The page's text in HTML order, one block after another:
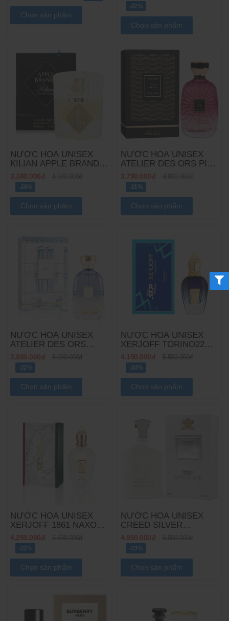
Chọn sản phẩm
-22%
Chọn sản phẩm
NƯỚC HOA UNISEX
KILIAN APPLE BRANDY
ON THE ROCKS EDP
3.380.000đ
-24%
Chọn sản phẩm
NƯỚC HOA UNISEX
ATELIER DES ORS PINK
ME UP EDP
3.790.000đ
-21%
Chọn sản phẩm
NƯỚC HOA UNISEX
ATELIER DES ORS
BLUE MADELEINE EDP
3.880.000đ
-22%
Chọn sản phẩm
NƯỚC HOA UNISEX
XERJOFF TORINO22
EDP
4.150.000đ
-24%
Chọn sản phẩm
NƯỚC HOA UNISEX
XERJOFF 1861 NAXOS
EDP
4.250.000đ
-22%
Chọn sản phẩm
NƯỚC HOA UNISEX
CREED SILVER
MOUNTAIN WATER EDP
4.950.000đ
-23%
Chọn sản phẩm